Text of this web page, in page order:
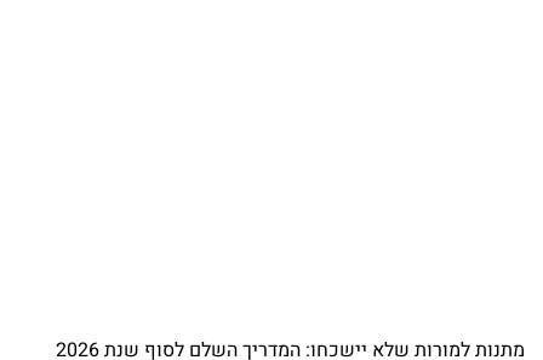
מתנות למורות שלא יישכחו: המדריך השלם לסוף שנת 2026